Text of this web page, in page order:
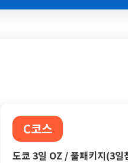
C코스
도쿄 3일 OZ / 풀패키지(3일